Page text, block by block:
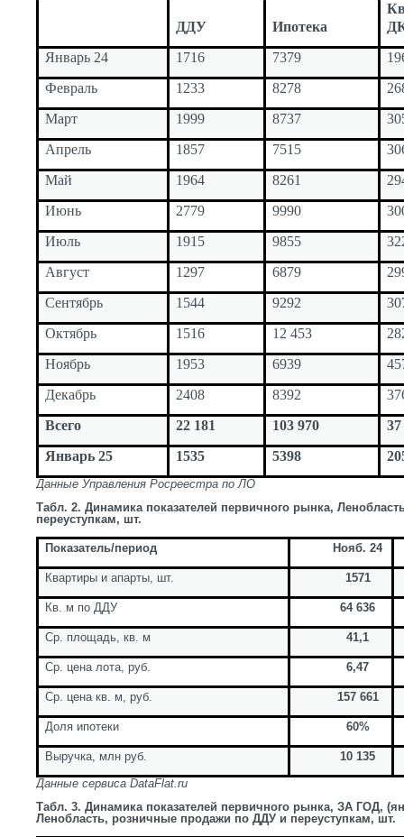
ДДУ Ипотека
Январь 24
1716 7379
Февраль
1233 8278
Март
1999 8737
Апрель
1857 7515
Май
1964 8261
Июнь
2779 9990
Июль
1915 9855
Август
1297 6879
Сентябрь
1544 9292
Октябрь
1516 12 453
Ноябрь
1953 6939
Декабрь
2408 8392
Всего
22 181 103 970
37
Январь 25
1535 5398
Данные Управления Росреестра по ЛО
Табл. 2. Динамика показателей первичного рынка,
переуступкам, шт.
Показатель/период Нояб. 24
Квартиры и апарты, шт. 1571
Кв. м по ДДУ 64 636
Ср. площадь, кв. м 41,1
Ср. цена лота, руб. 6,47
Ср. цена кв. м, руб. 157 661
Доля ипотеки 60%
Выручка, млн руб.
10 135
Данные сервиса DataFlat.ru
Табл. 3. Динамика показателей первичного рынка, ЗА ГОД,
Ленобласть, розничные продажи по ДДУ и переуступкам, шт.